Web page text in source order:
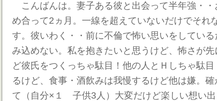
こんばんは。妻子ある彼と出会って半年強・
め合って2ヵ月。一線を超えていないだけでそれ
す。彼いわく・・前に不倫で怖い思いをしてい
み込めない。私を抱きたいと思うけど、怖さが
ど彼氏をつくっちゃ駄目！他の人とＨしちゃ駄
るけど、食事・酒飲みは我慢するけど他は嫌。
て（自分×１ 子供3人）大変だけど楽しい想い